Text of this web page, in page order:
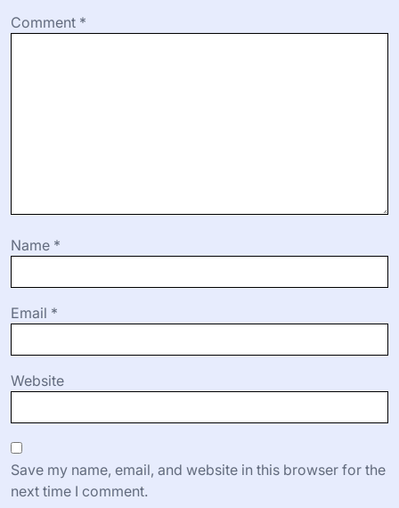
Comment *
Name *
Email *
Website
Save my name, email, and website in this browser for the
next time I comment.